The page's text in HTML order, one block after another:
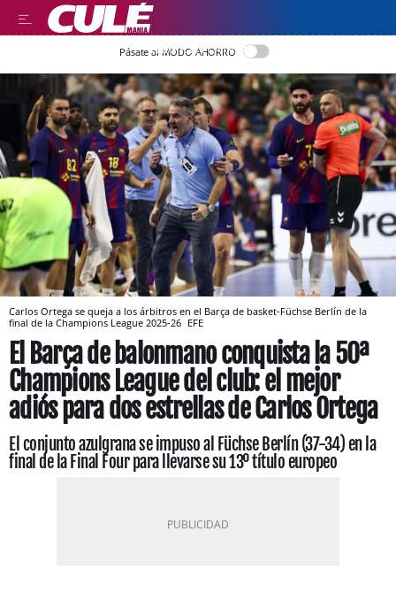
LLEGIR EN CATALÀ
Pásate al MODO AHORRO
Carlos Ortega se queja a los árbitros en el Barça de basket-Füchse Berlín de la
final de la Champions League 2025-26 EFE
El Barça de balonmano conquista la 50ª
Champions League del club: el mejor
adiós para dos estrellas de Carlos Ortega
El conjunto azulgrana se impuso al Füchse Berlín (37-34) en la
final de la Final Four para llevarse su 13º título europeo